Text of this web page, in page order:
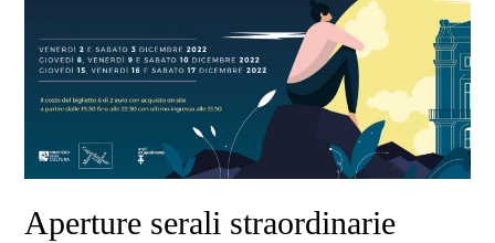
Aperture serali straordinarie